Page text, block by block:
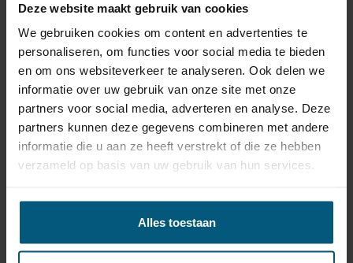
Deze website maakt gebruik van cookies
We gebruiken cookies om content en advertenties te
personaliseren, om functies voor social media te bieden
en om ons websiteverkeer te analyseren. Ook delen we
informatie over uw gebruik van onze site met onze
partners voor social media, adverteren en analyse. Deze
partners kunnen deze gegevens combineren met andere
informatie die u aan ze heeft verstrekt of die ze hebben
verzameld op basis van uw gebruik van hun services.
Alles toestaan
Trekhaak specificatie
Artikelnummer
AHA 18A
Trekhaak systeem
Horizontaal afneembaar
Uitvoering
Na afname van de kogel,
blijft de houder van de
trekhaak zichtbaar.
Maximaal trekgewicht
2000 kg